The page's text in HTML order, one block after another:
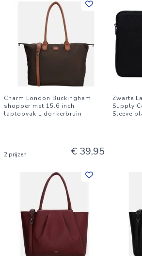
Charm London Buckingham
shopper met 15.6 inch
laptopvak L donkerbruin
2 prijzen € 39,95
Zwarte
Supply
Sleeve